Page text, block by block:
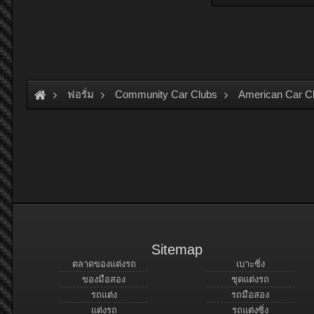
ฟอรั่ม Community Car Clubs American Car
Sitemap
ตลาดของแต่งรถ
ของมือสอง
รถแต่ง
แต่งรถ
เบาะซิ่ง
ชุดแต่งรถ
รถมือสอง
รถแต่งซิ่ง